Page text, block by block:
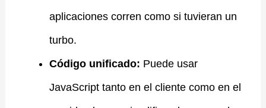
aplicaciones corren como si tuvieran un
turbo.
Código unificado: Puede usar
JavaScript tanto en el cliente como en el